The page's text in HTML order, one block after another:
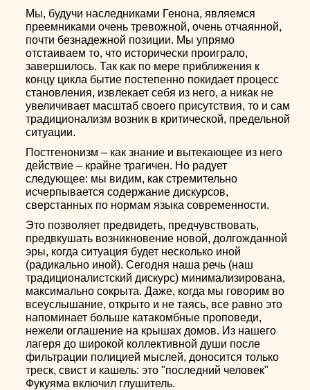
Мы, будучи наследниками Генона, являемся
преемниками очень тревожной, очень отчаянной,
почти безнадежной позиции. Мы упрямо
отстаиваем то, что исторически проиграло,
завершилось. Так как по мере приближения к
концу цикла бытие постепенно покидает процесс
становления, извлекает себя из него, а никак не
увеличивает масштаб своего присутствия, то и сам
традиционализм возник в критической, предельной
ситуации.
Постгенонизм – как знание и вытекающее из него
действие – крайне трагичен. Но радует
следующее: мы видим, как стремительно
исчерпывается содержание дискурсов,
сверстанных по нормам языка современности.
Это позволяет предвидеть, предчувствовать,
предвкушать возникновение новой, долгожданной
эры, когда ситуация будет несколько иной
(радикально иной). Сегодня наша речь (наш
традиционалистский дискурс) минимализирована,
максимально сокрыта. Даже, когда мы говорим во
всеуслышание, открыто и не таясь, все равно это
напоминает больше катакомбные проповеди,
нежели оглашение на крышах домов. Из нашего
лагеря до широкой коллективной души после
фильтрации полицией мыслей, доносится только
треск, свист и кашель: это "последний человек"
Фукуяма включил глушитель.